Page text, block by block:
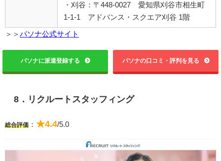
・刈谷：〒448-0027 愛知県刈谷市相生町
1-1-1 アドバンス・スクエア刈谷 1階
＞＞ パソナ公式サイト
パソナに派遣登録する パソナの口コミ・評判を見る
8．リクルートスタッフィング
総合評価 ： ★4.4/5.0